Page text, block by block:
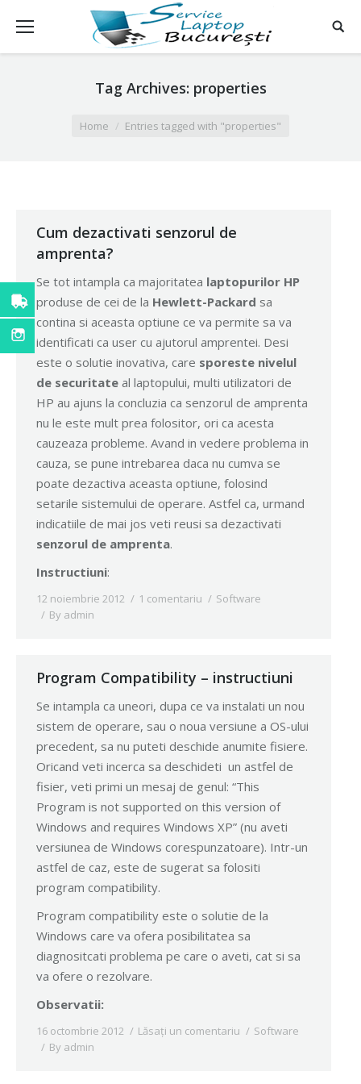
Tag Archives: properties
Home Entries tagged with "properties"
Cum dezactivati senzorul de
amprenta?
Se tot intampla ca majoritatea laptopurilor HP
produse de cei de la Hewlett-Packard sa
contina si aceasta optiune ce va permite sa va
identificati ca user cu ajutorul amprentei. Desi
este o solutie inovativa, care sporeste nivelul
de securitate al laptopului, multi utilizatori de
HP au ajuns la concluzia ca senzorul de amprenta
nu le este mult prea folositor, ori ca acesta
cauzeaza probleme. Avand in vedere problema in
cauza, se pune intrebarea daca nu cumva se
poate dezactiva aceasta optiune, folosind
setarile sistemului de operare. Astfel ca, urmand
indicatiile de mai jos veti reusi sa dezactivati
senzorul de amprenta.
Instructiuni:
12 noiembrie 2012 1 comentariu
Software
By admin
Program Compatibility – instructiuni
Se intampla ca uneori, dupa ce va instalati un nou
sistem de operare, sau o noua versiune a OS-ului
precedent, sa nu puteti deschide anumite fisiere.
Oricand veti incerca sa deschideti un astfel de
fisier, veti primi un mesaj de genul: “This
Program is not supported on this version of
Windows and requires Windows XP” (nu aveti
versiunea de Windows corespunzatoare). Intr-un
astfel de caz, este de sugerat sa folositi
program compatibility.
Program compatibility este o solutie de la
Windows care va ofera posibilitatea sa
diagnositcati problema pe care o aveti, cat si sa
va ofere o rezolvare.
Observatii:
16 octombrie 2012 Lăsați un comentariu
Software
By admin